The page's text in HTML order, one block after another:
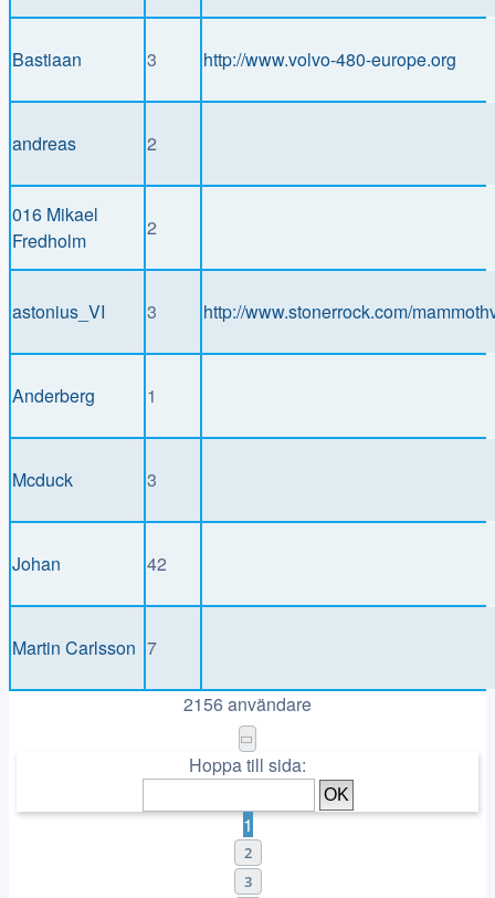
Bastiaan 3 http://www.volvo-480-europe.org
andreas 2
016 Mikael
Fredholm
2
astonius_VI 3 http://www.stonerrock.com/
Anderberg 1
Mcduck 3
Johan 42
Martin Carlsson 7
2156 användare
Sida
Hoppa till sida:
1
2
3